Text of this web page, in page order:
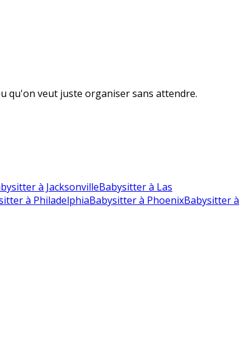
qu'on veut juste organiser sans attendre.
à JacksonvilleBabysitter à Las
à PhiladelphiaBabysitter à PhoenixBabysitter à